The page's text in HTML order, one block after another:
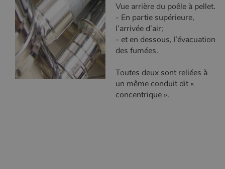
Vue arrière du poêle à pellet.
- En partie supérieure,
l’arrivée d’air;
- et en dessous, l’évacuation
des fumées.
Toutes deux sont reliées à
un même conduit dit «
concentrique ».